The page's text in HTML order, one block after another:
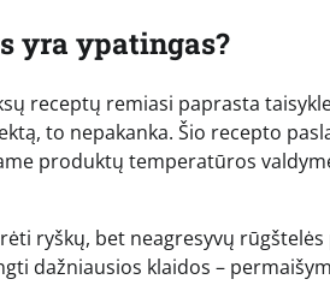
yra ypatingas?
receptų remiasi paprasta
to nepakanka. Šio recepto
produktų temperatūros
ryškų, bet neagresyvų
dažniausios klaidos –